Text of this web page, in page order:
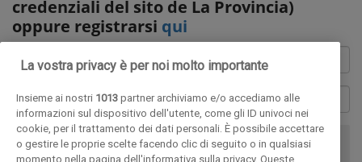
credenziali del sito de La Provincia)
oppure registrarsi qui
La vostra privacy è per noi molto importante
Insieme ai nostri 1013 partner archiviamo e/o accediamo alle
informazioni sul dispositivo dell'utente, come gli ID univoci nei
cookie, per il trattamento dei dati personali. È possibile accettare
o gestire le proprie scelte facendo clic di seguito o in qualsiasi
momento nella pagina dell'informativa sulla privacy. Queste